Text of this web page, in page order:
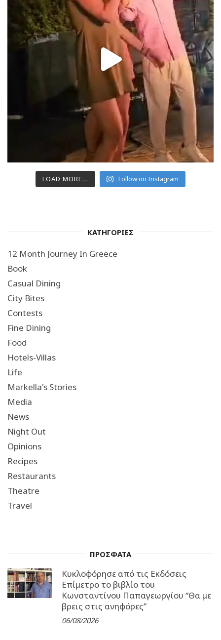
LOAD MORE... Follow on Instagram
ΚΑΤΗΓΟΡΙΕΣ
12 Month Journey In Greece
Book
Casual Dining
City Bites
Contests
Fine Dining
Food
Hotels-Villas
Life
Markella's Stories
Media
News
Night Out
Opinions
Recipes
Restaurants
Theatre
Travel
ΠΡΟΣΦΑΤΑ
Κυκλοφόρησε από τις Εκδόσεις
Επίμετρο το βιβλίο του
Κωνσταντίνου Παπαγεωργίου “Θα με
βρεις στις ανηφόρες”
06/08/2026